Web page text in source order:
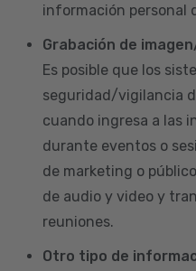
información personal
Grabación de
Es posible que los
seguridad/vigilancia
cuando ingresa a las
durante eventos o
de marketing o
de audio y video y
reuniones.
Otro tipo de